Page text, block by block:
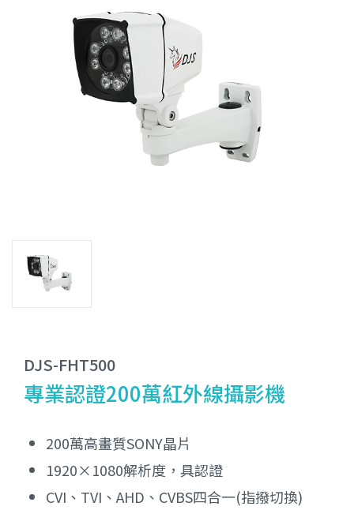
DJS-FHT500
專業認證200萬紅外線攝影機
200萬高畫質SONY晶片
1920×1080解析度，具認證
CVI、TVI、AHD、CVBS四合一(指撥切換)